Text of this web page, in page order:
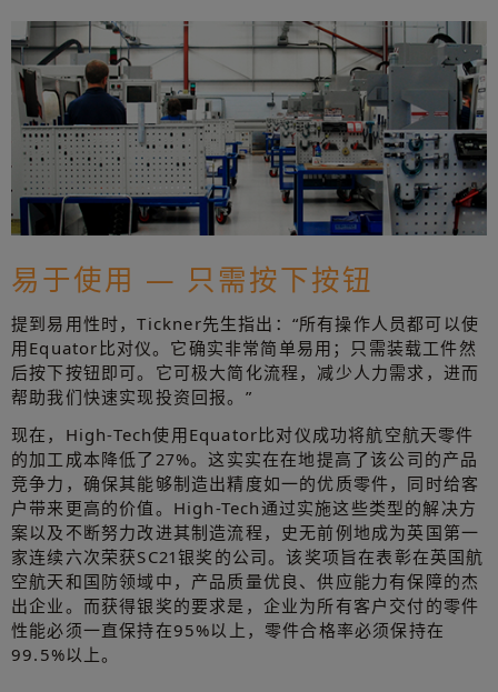
易于使用 — 只需按下按钮
提到易用性时，Tickner先生指出：“所有操作人员都可以使
用Equator比对仪。它确实非常简单易用；只需装载工件然
后按下按钮即可。它可极大简化流程，减少人力需求，进而
帮助我们快速实现投资回报。”
现在，High-Tech使用Equator比对仪成功将航空航天零件
的加工成本降低了27%。这实实在在地提高了该公司的产品
竞争力，确保其能够制造出精度如一的优质零件，同时给客
户带来更高的价值。High-Tech通过实施这些类型的解决方
案以及不断努力改进其制造流程，史无前例地成为英国第一
家连续六次荣获SC21银奖的公司。该奖项旨在表彰在英国航
空航天和国防领域中，产品质量优良、供应能力有保障的杰
出企业。而获得银奖的要求是，企业为所有客户交付的零件
性能必须一直保持在95%以上，零件合格率必须保持在
99.5%以上。